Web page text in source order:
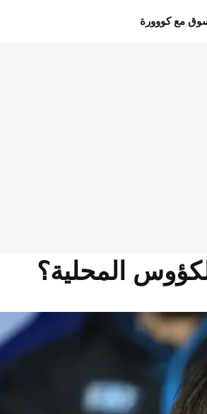
مع كووورة
المحلية؟